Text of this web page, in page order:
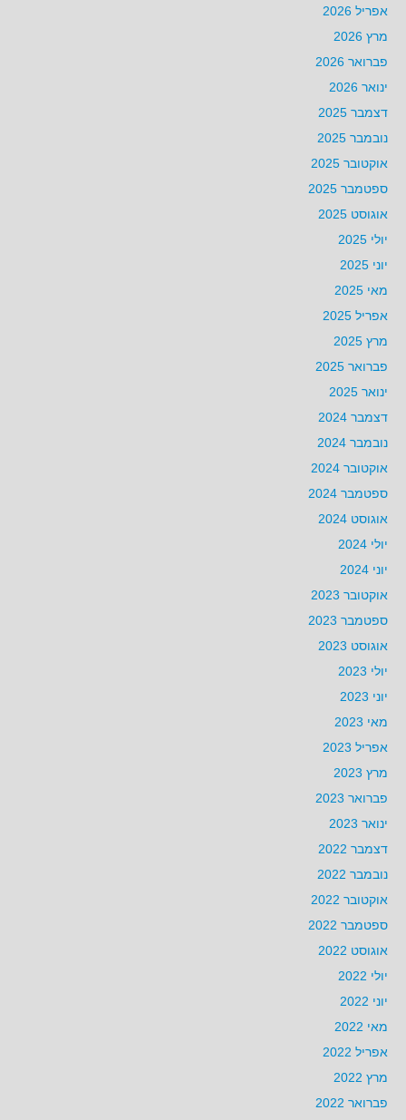
אפריל 2026
מרץ 2026
פברואר 2026
ינואר 2026
דצמבר 2025
נובמבר 2025
אוקטובר 2025
ספטמבר 2025
אוגוסט 2025
יולי 2025
יוני 2025
מאי 2025
אפריל 2025
מרץ 2025
פברואר 2025
ינואר 2025
דצמבר 2024
נובמבר 2024
אוקטובר 2024
ספטמבר 2024
אוגוסט 2024
יולי 2024
יוני 2024
אוקטובר 2023
ספטמבר 2023
אוגוסט 2023
יולי 2023
יוני 2023
מאי 2023
אפריל 2023
מרץ 2023
פברואר 2023
ינואר 2023
דצמבר 2022
נובמבר 2022
אוקטובר 2022
ספטמבר 2022
אוגוסט 2022
יולי 2022
יוני 2022
מאי 2022
אפריל 2022
מרץ 2022
פברואר 2022